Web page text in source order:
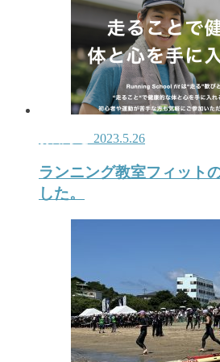
2023.5.26
ランニング教室フィット
した。